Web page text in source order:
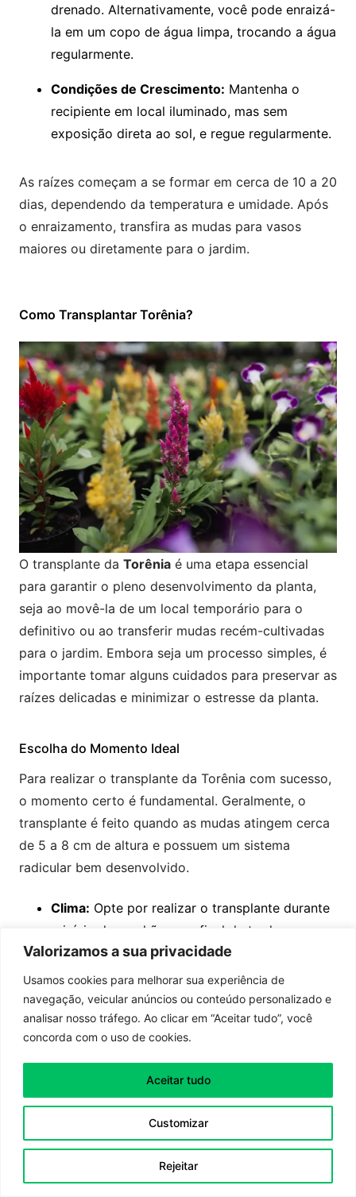
Valorizamos a sua privacidade
Usamos cookies para melhorar sua experiência de
navegação, veicular anúncios ou conteúdo personalizado e
analisar nosso tráfego. Ao clicar em “Aceitar tudo”, você
concorda com o uso de cookies.
Customizar
Rejeitar
Aceitar tudo
drenado. Alternativamente, você pode enraizá-
la em um copo de água limpa, trocando a água
regularmente.
Condições de Crescimento: Mantenha o
recipiente em local iluminado, mas sem
exposição direta ao sol, e regue regularmente.
As raízes começam a se formar em cerca de 10 a 20
dias, dependendo da temperatura e umidade. Após
o enraizamento, transfira as mudas para vasos
maiores ou diretamente para o jardim.
Como Transplantar Torênia?
O transplante da Torênia é uma etapa essencial
para garantir o pleno desenvolvimento da planta,
seja ao movê-la de um local temporário para o
definitivo ou ao transferir mudas recém-cultivadas
para o jardim. Embora seja um processo simples, é
importante tomar alguns cuidados para preservar as
raízes delicadas e minimizar o estresse da planta.
Escolha do Momento Ideal
Para realizar o transplante da Torênia com sucesso,
o momento certo é fundamental. Geralmente, o
transplante é feito quando as mudas atingem cerca
de 5 a 8 cm de altura e possuem um sistema
radicular bem desenvolvido.
Clima: Opte por realizar o transplante durante
o início da manhã ou no final da tarde,
evitando horários de sol intenso.
Temperatura: Escolha dias amenos,
preferencialmente sem previsão de calor
extremo ou frio excessivo.
Solo Prévio:Certifique-se de que o local de
destino já tenha sido preparado com
antecedência, garantindo solo fértil, bem